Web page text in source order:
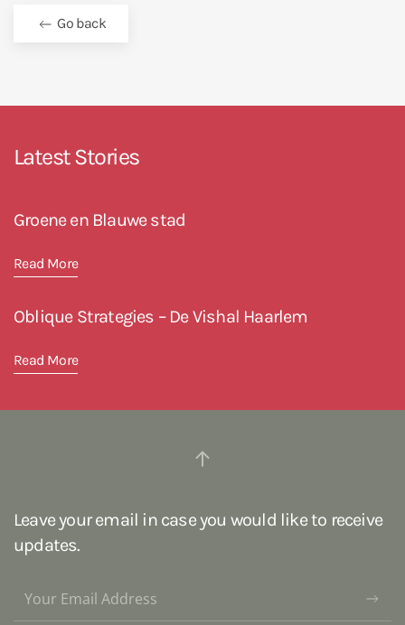
Go back
Latest Stories
Groene en Blauwe stad
Read More
Oblique Strategies – De Vishal Haarlem
Read More
Leave your email in case you would like to receive
updates.